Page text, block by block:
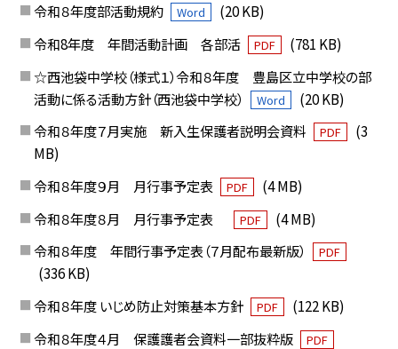
令和８年度部活動規約 Word
(20 KB)
令和8年度 年間活動計画 各部活
PDF
(781 KB)
☆西池袋中学校（様式１）令和８年度 豊島区立中学校の部
活動に係る活動方針（西池袋中学校）
Word
(20 KB)
令和８年度７月実施 新入生保護者説明会資料
PDF
(3
MB)
令和８年度９月 月行事予定表
PDF
(4 MB)
令和８年度８月 月行事予定表
PDF
(4 MB)
令和８年度 年間行事予定表（７月配布最新版）
PDF
(336 KB)
令和８年度 いじめ防止対策基本方針
PDF
(122 KB)
令和８年度４月 保護護者会資料一部抜粋版
PDF